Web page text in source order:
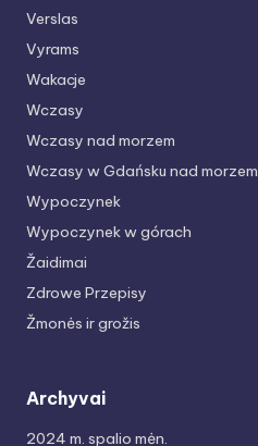
Verslas
Vyrams
Wakacje
Wczasy
Wczasy nad morzem
Wczasy w Gdańsku nad morzem
Wypoczynek
Wypoczynek w górach
Žaidimai
Zdrowe Przepisy
Žmonės ir grožis
Archyvai
2024 m. spalio mėn.